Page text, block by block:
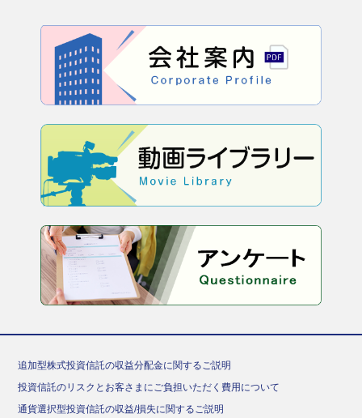
追加型株式投資信託の収益分配金に関するご説明
投資信託のリスクとお客さまにご負担いただく費用について
通貨選択型投資信託の収益/損失に関するご説明